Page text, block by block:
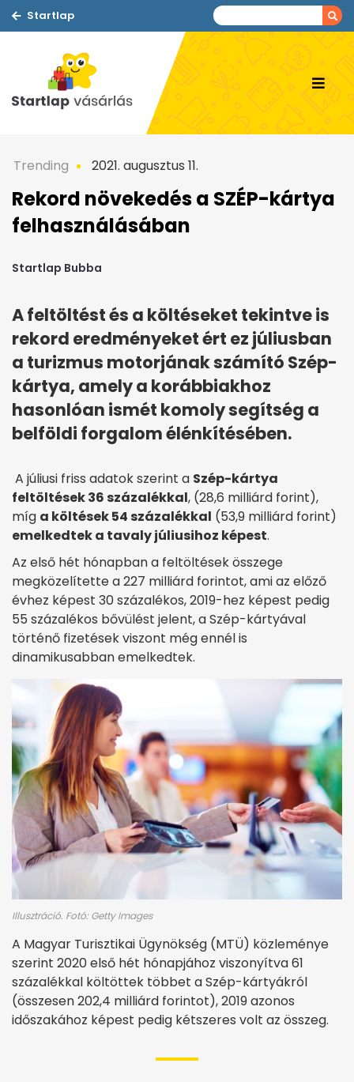
Startlap
Trending 2021. augusztus 11.
Rekord növekedés a SZÉP-kártya
felhasználásában
Startlap Bubba
A feltöltést és a költéseket tekintve is
rekord eredményeket ért ez júliusban
a turizmus motorjának számító Szép-
kártya, amely a korábbiakhoz
hasonlóan ismét komoly segítség a
belföldi forgalom élénkítésében.
A júliusi friss adatok szerint a Szép-kártya
feltöltések 36 százalékkal, (28,6 milliárd forint),
míg a költések 54 százalékkal (53,9 milliárd forint)
emelkedtek a tavaly júliusihoz képest.
Az első hét hónapban a feltöltések összege
megközelítette a 227 milliárd forintot, ami az előző
évhez képest 30 százalékos, 2019-hez képest pedig
55 százalékos bővülést jelent, a Szép-kártyával
történő fizetések viszont még ennél is
dinamikusabban emelkedtek.
Illusztráció. Fotó: Getty Images
A Magyar Turisztikai Ügynökség (MTÜ) közleménye
szerint 2020 első hét hónapjához viszonyítva 61
százalékkal költöttek többet a Szép-kártyákról
(összesen 202,4 milliárd forintot), 2019 azonos
időszakához képest pedig kétszeres volt az összeg.